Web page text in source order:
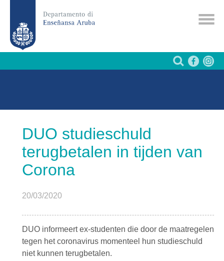
DUO studieschuld
terugbetalen in tijden van
Corona
20/03/2020
DUO informeert ex-studenten die door de maatregelen
tegen het coronavirus momenteel hun studieschuld
niet kunnen terugbetalen.